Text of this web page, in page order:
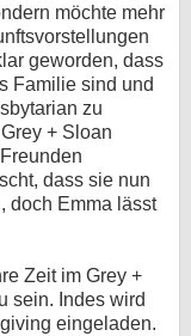
möchte mehr
geworden, dass
Familie sind und
zu
+ Sloan
dass sie nun
doch Emma lässt
Zeit im Grey +
sein. Indes wird
eingeladen.